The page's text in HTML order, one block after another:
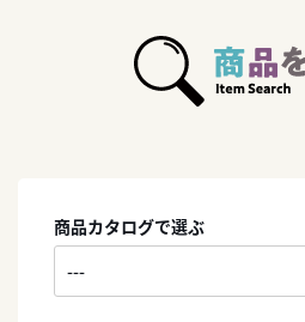
商品カタログで選ぶ